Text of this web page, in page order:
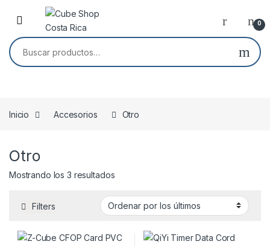
Skip to navigation
Skip to content
0
Buscar por:
Inicio Accesorios Otro
Otro
Mostrando los 3 resultadosOrdenado por los últimos
Filters